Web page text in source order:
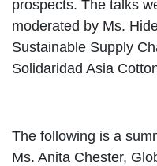
prospects. The talks
moderated by Ms.
Sustainable Supply
Solidaridad Asia
The following is a
Ms. Anita Chester,